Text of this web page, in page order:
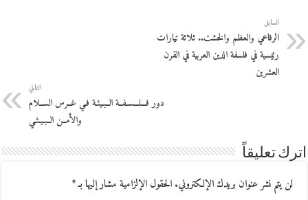
السابق
الرفاعي والعظم والخشت.. ثلاثة تيارات
رئيسية في فلسفة الدين العربية في القرن
العشرين
التالي
دور فـــلـــسـفــة الــبـيئـة فـي غــرس الســلام
والأمــن الــبـيـئـي
اترك تعليقاً
لن يتم نشر عنوان بريدك الإلكتروني.الحقول الإلزامية مشار إليها بـ*